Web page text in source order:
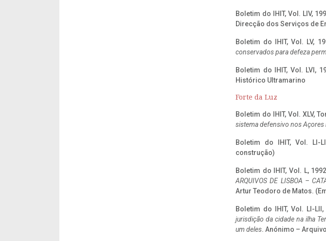
Boletim do IHIT, Vol. LIV,
Direcção dos Serviços de
Boletim do IHIT, Vol. LV,
conservados para defeza
Boletim do IHIT, Vol. LVI,
Histórico Ultramarino
Forte da Luz
Boletim do IHIT, Vol. XLV,
sistema defensivo nos Açores
Boletim do IHIT, Vol. LI-
construção)
Boletim do IHIT, Vol. L,
ARQUIVOS DE LISBOA –
Artur Teodoro de Matos.
Boletim do IHIT, Vol. LI-
jurisdição da cidade na ilha
um deles. Anónimo –